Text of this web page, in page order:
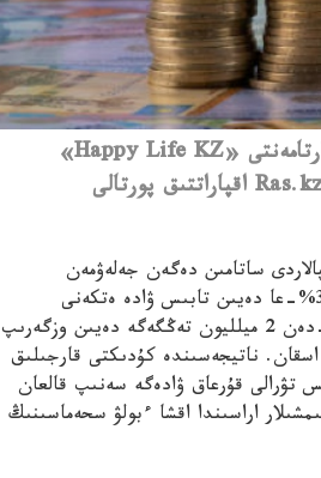
قارجىلىق مونيتورينگ اگەنتتىگىنىڭ استانا قالاسى بويىنشا دەپارتامەنتى «Happy Life KZ»
قارجىلىق پيراميدانىڭ ارەكەتىن توقتاتتى، - دەپ حابارلايدى Ras.kz اقپاراتتىق پورتالى
قوسپالاردى ساتامىن دەگەن جەلەۋمەن
سالىمشىلاردى تارتىپ، ولارعا ءار جاڭا قاتىسۋشى ءۇشىن 10%-دان 300%-عا دەيىن تابىس ۋادە ەتكەنى
سالىم سوماسى ماركەتينگتىك ستراتەگياعا بايلانىستى 7 500-دەن 2 ميلليون تەڭگەگە دەيىن وزگەرىپ
ناتيجەسىندە كۇدىكتى قارجىلىق
تۋرالى قۇرعاق ۋادەگە سەنىپ قالعان
اراسىندا اقشا ءبولۋ سحەماسىنىڭ